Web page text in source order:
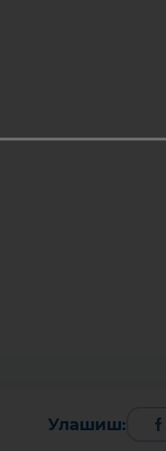
Улашиш: